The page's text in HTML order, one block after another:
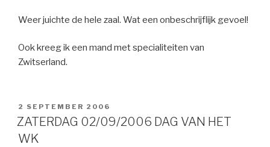
Weer juichte de hele zaal. Wat een onbeschrijflijk gevoel!
Ook kreeg ik een mand met specialiteiten van
Zwitserland.
GEPLAATST
OP
2 SEPTEMBER 2006
ZATERDAG 02/09/2006 DAG VAN HET
WK